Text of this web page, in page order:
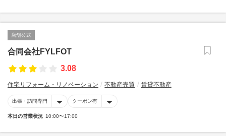
店舗公式
合同会社FYLFOT
3.08
住宅リフォーム・リノベーション 不動産売買 賃貸不動産
出張・訪問専門 クーポン有
本日の営業状況 10:00〜17:00